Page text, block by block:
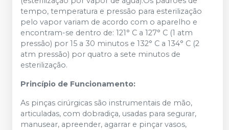
tempo, temperatura e pressão para esterilização
pelo vapor variam de acordo com o aparelho e
encontram-se dentro de: 121° C a 127° C (1 atm
pressão) por 15 a 30 minutos e 132° C a 134° C (2
atm pressão) por quatro a sete minutos de
esterilização.
Princípio de Funcionamento:
As pinças cirúrgicas são instrumentais de mão,
articuladas, com dobradiça, usadas para segurar,
manusear, apreender, agarrar e pinçar vasos,